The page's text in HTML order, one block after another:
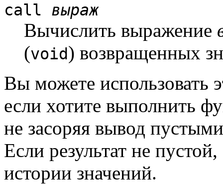
call выраж
Вычислить выражение
(void) возвращенных
Вы можете использовать
если хотите выполнить
не засоряя вывод
Если результат не
истории значений.